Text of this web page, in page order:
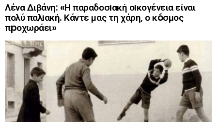
Λένα Διβάνη: «Η παραδοσıακή οıκογένεια είναι
πολύ παλıακή. Κάντε μας τη χάρη, ο κóσμος
πpοχωράει»